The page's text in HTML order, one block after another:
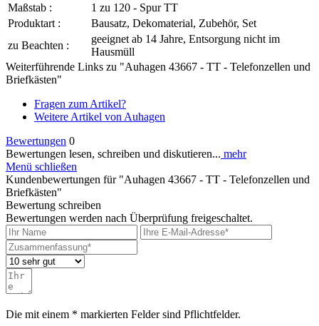
Maßstab :
1 zu 120 - Spur TT
Produktart :
Bausatz, Dekomaterial, Zubehör, Set
zu Beachten :
geeignet ab 14 Jahre, Entsorgung nicht im
Hausmüll
Weiterführende Links zu "Auhagen 43667 - TT - Telefonzellen und
Briefkästen"
Fragen zum Artikel?
Weitere Artikel von Auhagen
Bewertungen 0
Bewertungen lesen, schreiben und diskutieren... mehr
Menü schließen
Kundenbewertungen für "Auhagen 43667 - TT - Telefonzellen und
Briefkästen"
Bewertung schreiben
Bewertungen werden nach Überprüfung freigeschaltet.
Die mit einem * markierten Felder sind Pflichtfelder.